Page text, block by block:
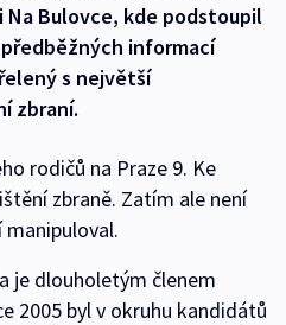
Na Bulovce, kde podstoupil
informací
s největší
zbraní.
rodičů na Praze 9. Ke
zbraně. Zatím ale není
manipuloval.
je dlouholetým členem
2005 byl v okruhu kandidátů